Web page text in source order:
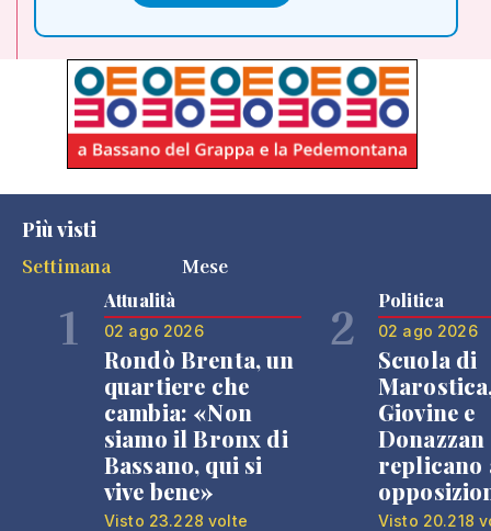
Più visti
Settimana
Mese
1 Attualità
02 ago 2026
Rondò Brenta, un
quartiere che
cambia: «Non
siamo il Bronx di
Bassano, qui si
vive bene»
Visto 23.228 volte
2 Politica
02 ago 2026
Scuola di
Giovine e
Donazzan
replicano
Visto 20.218